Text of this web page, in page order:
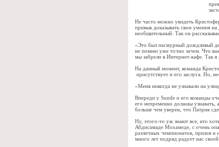
Не часто можно увидеть
привык доказывать свои умения
необщительный. Так он
«Это был пасмурный дождливый
не помню уже точно зачем. Что
мы забрели в Интернет-кафе. Так
На данный момент, команда
присутствует и его заслуга. Но,
«Меня никогда не узнавали на
Впереди у Sunde и его команды
его непременно должны узнавать,
больше чем уверен, что Патрик
Ну, этого-то уж знают все, кто
Абдисамаде Мохамеде, с очень
различных чемпионатов, призов
много лет подряд радует нас